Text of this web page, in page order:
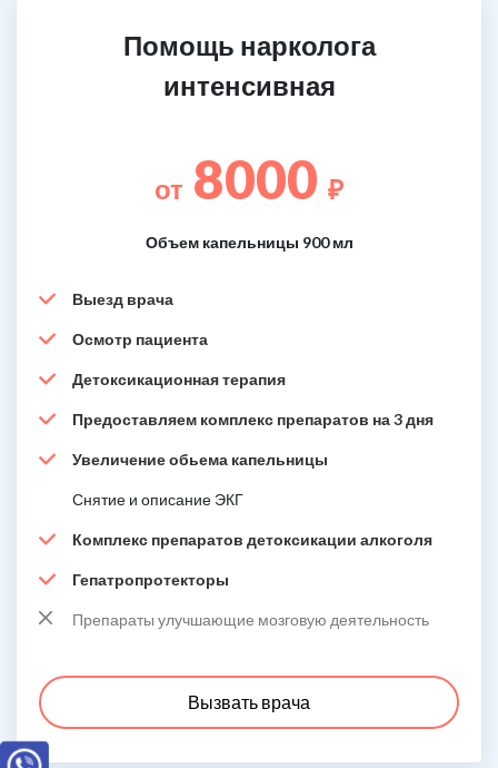
Помощь нарколога
интенсивная
от 8000 ₽
Объем капельницы 900 мл
Выезд врача
Осмотр пациента
Детоксикационная терапия
Предоставляем комплекс препаратов на 3 дня
Увеличение обьема капельницы
Снятие и описание ЭКГ
Комплекс препаратов детоксикации алкоголя
Гепатропротекторы
Препараты улучшающие мозговую деятельность
Вызвать врача